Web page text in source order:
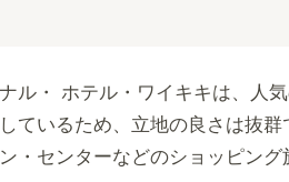
ル・ ホテル・ワイキキは、人
ているため、立地の良さは抜
・センターなどのショッピン